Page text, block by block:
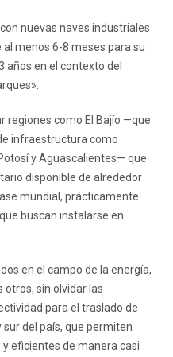
nuevas naves industriales
menos 6-8 meses para su
años en el contexto del
regiones como El Bajío —que
infraestructura como
y Aguascalientes— que
disponible de alrededor
mundial, prácticamente
buscan instalarse en
en el campo de la energía,
otros, sin olvidar las
para el traslado de
del país, que permiten
eficientes de manera casi